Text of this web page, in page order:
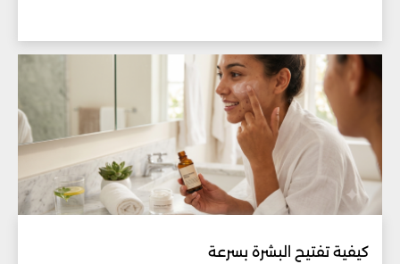
كيفية تفتيح البشرة بسرعة